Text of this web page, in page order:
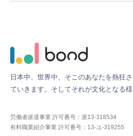
日本中 、世界中 そこのあなたを熱狂さ
ていき ます。 そ してそれが文化と なる様
労働者派遣事業 許可番号：派13-318534
有料職業紹介事業 許可番号：13-ユ-319255